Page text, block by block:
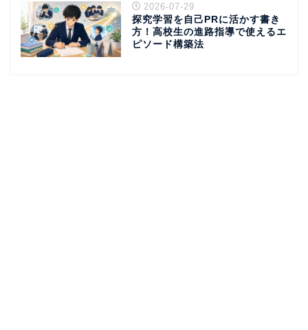
2026-07-29
探究学習を自己PRに活かす書き
方！高校生の進路指導で使えるエ
ピソード構築法